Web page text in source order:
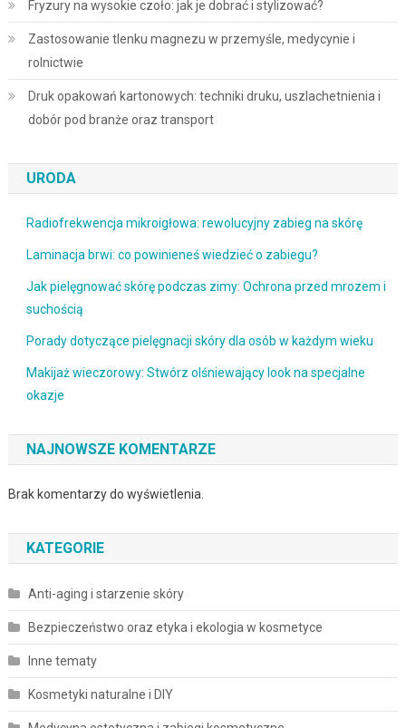
Fryzury na wysokie czoło: jak je dobrać i stylizować?
Zastosowanie tlenku magnezu w przemyśle, medycynie i
rolnictwie
Druk opakowań kartonowych: techniki druku, uszlachetnienia i
dobór pod branże oraz transport
URODA
Radiofrekwencja mikroigłowa: rewolucyjny zabieg na skórę
Laminacja brwi: co powinieneś wiedzieć o zabiegu?
Jak pielęgnować skórę podczas zimy: Ochrona przed mrozem i
suchością
Porady dotyczące pielęgnacji skóry dla osób w każdym wieku
Makijaż wieczorowy: Stwórz olśniewający look na specjalne
okazje
NAJNOWSZE KOMENTARZE
Brak komentarzy do wyświetlenia.
KATEGORIE
Anti-aging i starzenie skóry
Bezpieczeństwo oraz etyka i ekologia w kosmetyce
Inne tematy
Kosmetyki naturalne i DIY